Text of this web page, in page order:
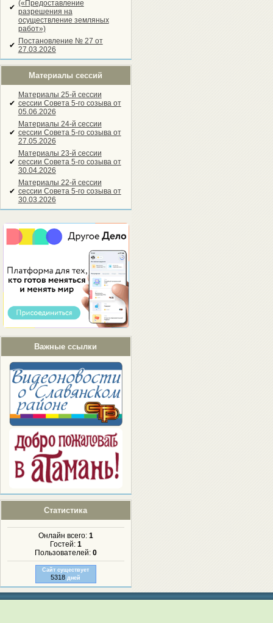
✔ («Предоставление
разрешения на
осуществление земляных
работ»)
✔ Постановление № 27 от
27.03.2026
Материалы сессий
✔
Материалы 25-й сессии
сессии Совета 5-го созыва от
05.06.2026
✔
Материалы 24-й сессии
сессии Совета 5-го созыва от
27.05.2026
✔
Материалы 23-й сессии
сессии Совета 5-го созыва от
30.04.2026
✔
Материалы 22-й сессии
сессии Совета 5-го созыва от
30.03.2026
Важные ссылки
Статистика
Онлайн всего: 1
Гостей: 1
Пользователей: 0
Сайт существует
5318 дней